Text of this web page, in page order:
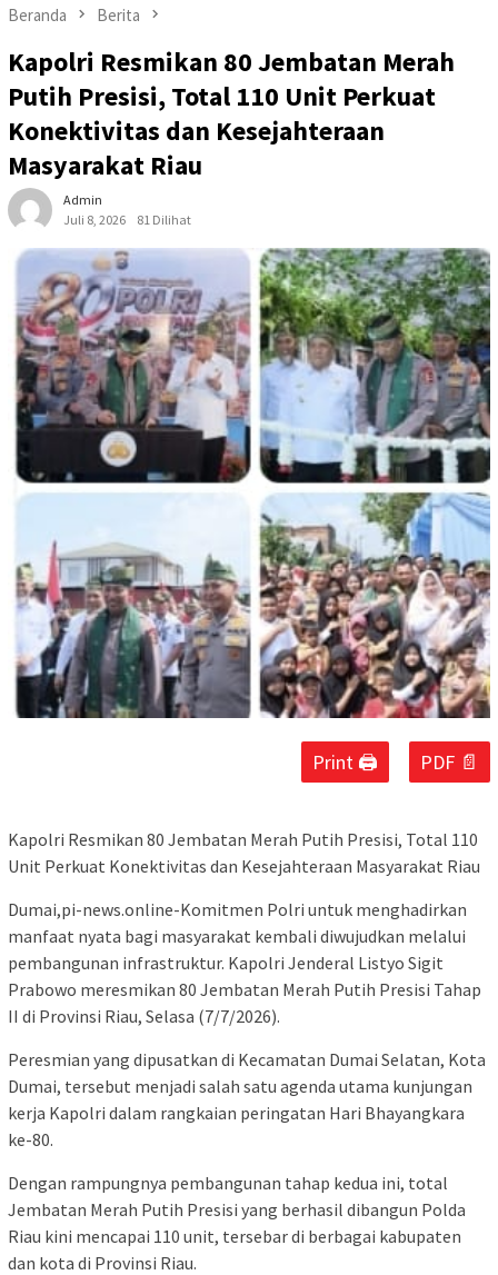
Beranda Berita
Kapolri Resmikan 80 Jembatan Merah
Putih Presisi, Total 110 Unit Perkuat
Konektivitas dan Kesejahteraan
Masyarakat Riau
Admin
Juli 8, 2026
81 Dilihat
Print 🖨 PDF 📄
Kapolri Resmikan 80 Jembatan Merah Putih Presisi, Total 110
Unit Perkuat Konektivitas dan Kesejahteraan Masyarakat Riau
Dumai,pi-news.online-Komitmen Polri untuk menghadirkan
manfaat nyata bagi masyarakat kembali diwujudkan melalui
pembangunan infrastruktur. Kapolri Jenderal Listyo Sigit
Prabowo meresmikan 80 Jembatan Merah Putih Presisi Tahap
II di Provinsi Riau, Selasa (7/7/2026).
Peresmian yang dipusatkan di Kecamatan Dumai Selatan, Kota
Dumai, tersebut menjadi salah satu agenda utama kunjungan
kerja Kapolri dalam rangkaian peringatan Hari Bhayangkara
ke-80.
Dengan rampungnya pembangunan tahap kedua ini, total
Jembatan Merah Putih Presisi yang berhasil dibangun Polda
Riau kini mencapai 110 unit, tersebar di berbagai kabupaten
dan kota di Provinsi Riau.